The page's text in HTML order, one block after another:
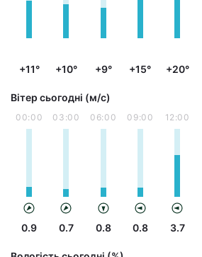
+11° +10° +9° +15° +20°
Вітер сьогодні (м/с)
00:00
0.9
03:00
0.7
06:00
0.8
09:00
0.8
12:00
3.7